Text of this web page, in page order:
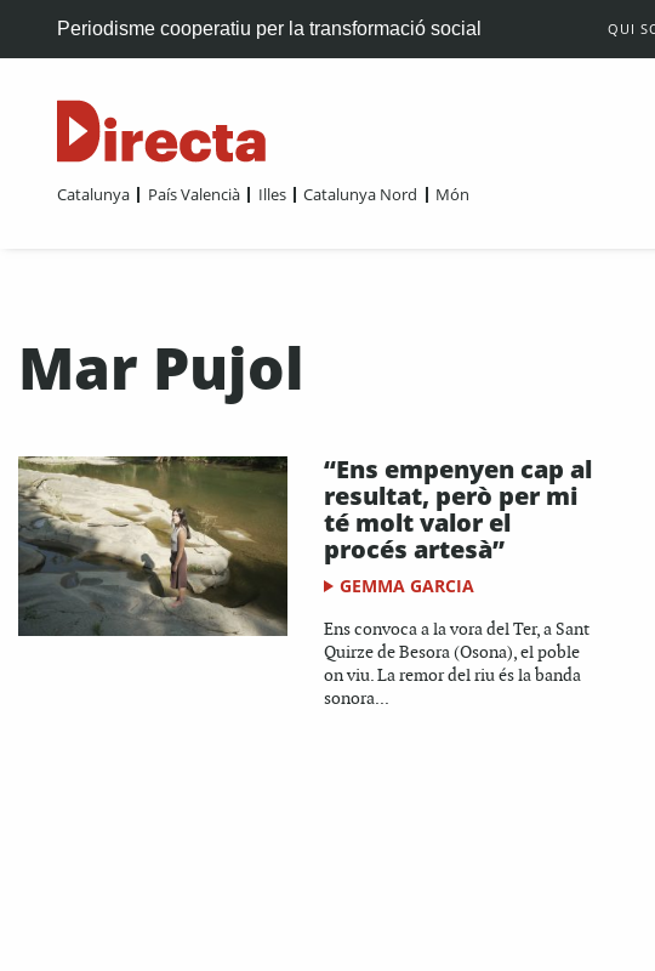
Periodisme cooperatiu per la transformació social QUI
Catalunya País Valencià Illes Catalunya Nord Món
Mar Pujol
“Ens empenyen cap al
resultat, però per mi
té molt valor el
procés artesà”
GEMMA GARCIA
Ens convoca a la vora del Ter, a Sant
Quirze de Besora (Osona), el poble
on viu. La remor del riu és la banda
sonora...